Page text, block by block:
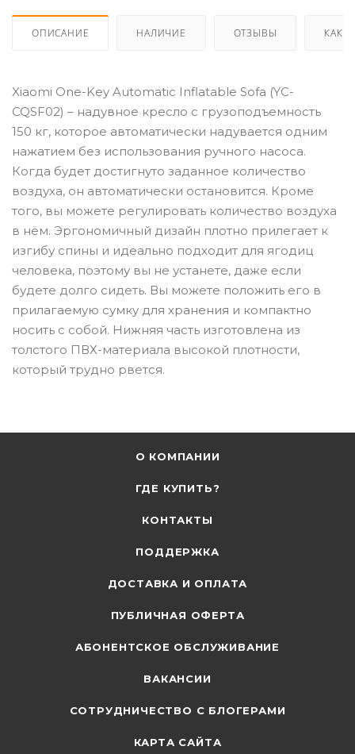
ОПИСАНИЕ НАЛИЧИЕ ОТЗЫВЫ КАК
Xiaomi One-Key Automatic Inflatable Sofa (YC-
CQSF02) – надувное кресло с грузоподъемность
150 кг, которое автоматически надувается одним
нажатием без использования ручного насоса.
Когда будет достигнуто заданное количество
воздуха, он автоматически остановится. Кроме
того, вы можете регулировать количество воздуха
в нём. Эргономичный дизайн плотно прилегает к
изгибу спины и идеально подходит для ягодиц
человека, поэтому вы не устанете, даже если
будете долго сидеть. Вы можете положить его в
прилагаемую сумку для хранения и компактно
носить с собой. Нижняя часть изготовлена ​​из
толстого ПВХ-материала высокой плотности,
который трудно рвется.
О КОМПАНИИ
ГДЕ КУПИТЬ?
КОНТАКТЫ
ПОДДЕРЖКА
ДОСТАВКА И ОПЛАТА
ПУБЛИЧНАЯ ОФЕРТА
АБОНЕНТСКОЕ ОБСЛУЖИВАНИЕ
ВАКАНСИИ
СОТРУДНИЧЕСТВО С БЛОГЕРАМИ
КАРТА САЙТА